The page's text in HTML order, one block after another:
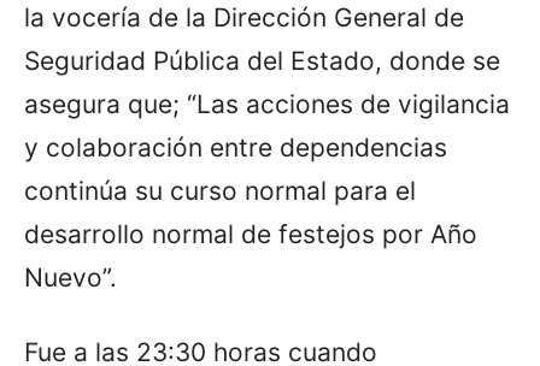
la vocería de la Dirección General de
Seguridad Pública del Estado, donde se
asegura que; “Las acciones de vigilancia
y colaboración entre dependencias
continúa su curso normal para el
desarrollo normal de festejos por Año
Nuevo”.
Fue a las 23:30 horas cuando